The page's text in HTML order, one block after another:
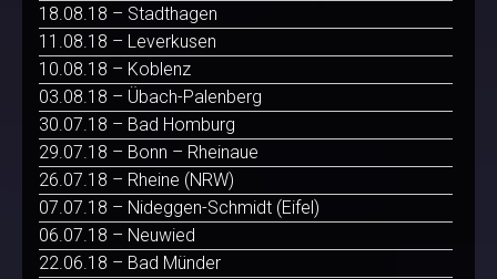
18.08.18 – Stadthagen
11.08.18 – Leverkusen
10.08.18 – Koblenz
03.08.18 – Übach-Palenberg
30.07.18 – Bad Homburg
29.07.18 – Bonn – Rheinaue
26.07.18 – Rheine (NRW)
07.07.18 – Nideggen-Schmidt (Eifel)
06.07.18 – Neuwied
22.06.18 – Bad Münder